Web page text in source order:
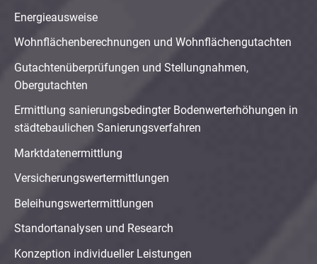
Energieausweise
Wohnflächenberechnungen und Wohnflächengutachten
Gutachtenüberprüfungen und Stellungnahmen,
Obergutachten
Ermittlung sanierungsbedingter Bodenwerterhöhungen in
städtebaulichen Sanierungsverfahren
Marktdatenermittlung
Versicherungswertermittlungen
Beleihungswertermittlungen
Standortanalysen und Research
Konzeption individueller Leistungen